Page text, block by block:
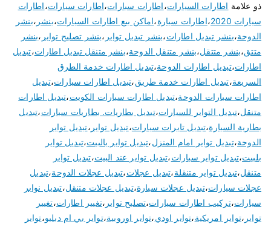
ذو علامة اطارات السيارات،اطارات سبارات،اطارات سيارات،اطارات
سيارات 2020
،اطارات سيارة،اماكن بيع اطارات السيارات،بنشر ،بنشر
الدوحة،بنشر تبديل اطارات،بنشر تبديل تواير ،بنشر تصليح تواير ،بنشر
متتق،بنشر متتقل،بنشر متنقل الدوحة،بنشر متنقل تبديل اطارات،تبديل
اطارات،تبديل اطارات الدوحة،تبديل اطارات خدمة الطرق
السريعة،تبديل اطارات خدمة طريق،تبديل اطارات سيارات،تبديل
اطارات سيارات الدوحة،تبديل اطارات سيارات الكويت،تبديل اطارات
متنقل،تبديل التواير للسيارات،تبديل بطاريات. بطاريات سيارات،تبديل
بطارية السيارة،تبديل تايرات سيارات،تبديل تواير ،تبديل تواير
الدوحة،تبديل تواير امام المنزل،تبديل تواير بالبيت،تبديل تواير
بلبيت،تبديل تواير سيارات،تبديل تواير عند البيت،تبديل تواير
متنقل،تبديل تواير متنقلة،تبديل عجلات،تبديل عجلات الدوحة،تبديل
عجلات سيارات،تبديل عجلات سيارة،تبديل عجلات متنقل،تبديل نوابر
سيارات،تركيب اطارات سيارات،تصليح تواير ،تغيير اطارات،تغيير
تواير ،تواير امريكية،تواير اودي،تواير اوروبية،تواير بي ام دبليو،تواير